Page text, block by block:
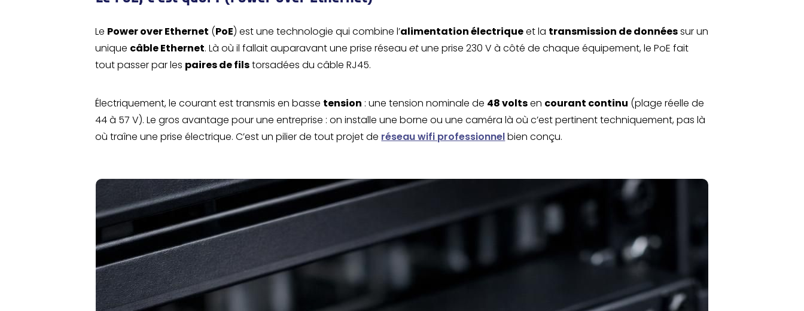
Le Power over Ethernet (PoE) est une technologie qui combine l’alimentation électriqueet la transmission de donnéessur un
unique câble Ethernet. Là où il fallait auparavant une prise réseauetune prise 230 V à côté de chaque équipement, le PoE fait
tout passer par les paires de filstorsadées du câble RJ45.
Électriquement, le courant est transmis en basse tension : une tension nominale de 48 voltsen courant continu (plage réelle de
44 à 57 V). Le gros avantage pour une entreprise : on installe une borne ou une caméra là où c’est pertinent techniquement, pas là
où traîne une prise électrique. C’est un pilier de tout projet de réseau wifi professionnelbien conçu.